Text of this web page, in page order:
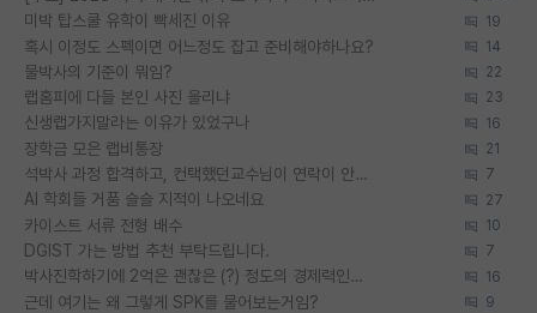
미박 탑스쿨 유학이 빡세진 이유 19
혹시 이정도 스펙이면 어느정도 잡고 준비해야하나요? 14
물박사의 기준이 뭐임? 22
랩홈피에 다들 본인 사진 올리냐 23
신생랩가지말라는 이유가 있었구나 16
장학금 모은 랩비통장 21
석박사 과정 합격하고, 컨택했던교수님이 연락이 안됩니다... 7
AI 학회들 거품 슬슬 지적이 나오네요 27
카이스트 서류 전형 배수 10
DGIST 가는 방법 추천 부탁드립니다. 7
박사진학하기에 2억은 괜찮은 (?) 정도의 경제력인가요 16
근데 여기는 왜 그렇게 SPK를 물어보는거임? 9